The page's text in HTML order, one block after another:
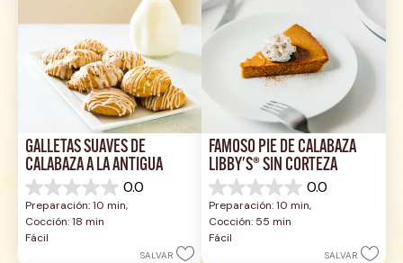
GALLETAS SUAVES DE
CALABAZA A LA ANTIGUA
0.0
0.0
de
5
estrellas.
Preparación: 10 min,
Cocción: 18 min
Fácil
SALVAR
FAMOSO PIE DE CALABAZA
LIBBY'S® SIN CORTEZA
0.0
0.0
de
5
estrellas.
Preparación: 10 min,
Cocción: 55 min
Fácil
SALVAR